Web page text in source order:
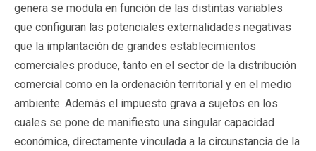
genera se modula en función de las distintas variables
que configuran las potenciales externalidades negativas
que la implantación de grandes establecimientos
comerciales produce, tanto en el sector de la distribución
comercial como en la ordenación territorial y en el medio
ambiente. Además el impuesto grava a sujetos en los
cuales se pone de manifiesto una singular capacidad
económica, directamente vinculada a la circunstancia de la